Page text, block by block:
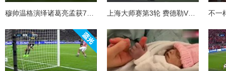
上海大师赛第3轮 费德勒VS阿古特合集 不一